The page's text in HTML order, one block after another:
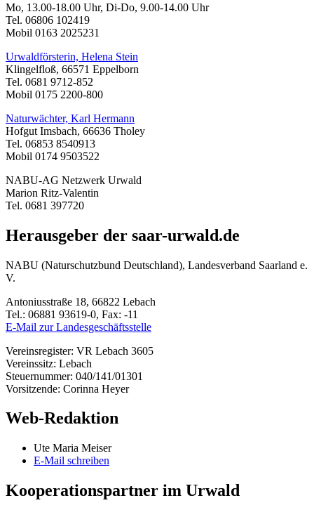
Mo, 13.00-18.00 Uhr, Di-Do, 9.00-14.00 Uhr
Tel. 06806 102419
Mobil 0163 2025231
Urwaldförsterin, Helena Stein
Klingelfloß, 66571 Eppelborn
Tel. 0681 9712-852
Mobil 0175 2200-800
Naturwächter, Karl Hermann
Hofgut Imsbach, 66636 Tholey
Tel. 06853 8540913
Mobil 0174 9503522
NABU-AG Netzwerk Urwald
Marion Ritz-Valentin
Tel. 0681 397720
Herausgeber der saar-urwald.de
NABU (Naturschutzbund Deutschland), Landesverband Saarland e.
V.
Antoniusstraße 18, 66822 Lebach
Tel.: 06881 93619-0, Fax: -11
E-Mail zur Landesgeschäftsstelle
Vereinsregister: VR Lebach 3605
Vereinssitz: Lebach
Steuernummer: 040/141/01301
Vorsitzende: Corinna Heyer
Web-Redaktion
Ute Maria Meiser
E-Mail schreiben
Kooperationspartner im Urwald